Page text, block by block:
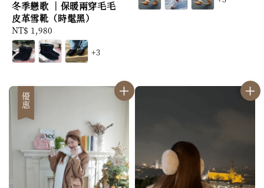
冬季戀歌 ｜保暖兩穿毛毛
皮革雪靴（時髦黑）
Regular
price
NT$ 1,980
+3
優惠